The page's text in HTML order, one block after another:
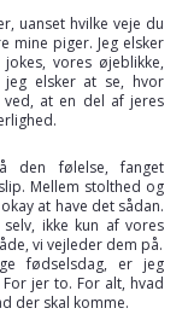
uanset hvilke veje du
mine piger. Jeg elsker
vores øjeblikke,
elsker at se, hvor
at en del af jeres
den følelse, fanget
Mellem stolthed og
at have det sådan.
ikke kun af vores
vi vejleder dem på.
fødselsdag, er jeg
jer to. For alt, hvad
der skal komme.